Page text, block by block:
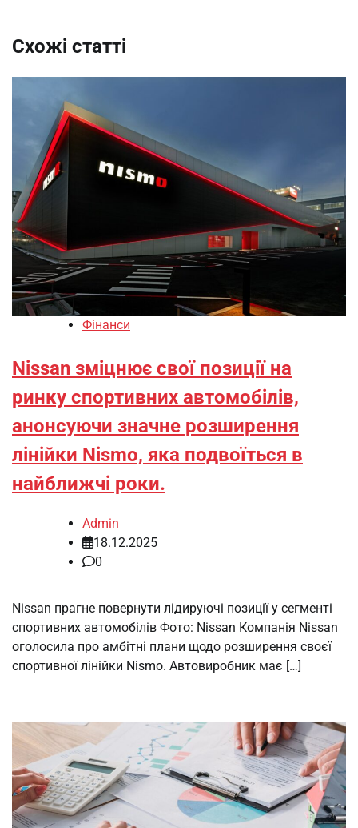
Схожі статті
Фінанси
Nissan зміцнює свої позиції на
ринку спортивних автомобілів,
анонсуючи значне розширення
лінійки Nismo, яка подвоїться в
найближчі роки.
Admin
18.12.2025
0
Nissan прагне повернути лідируючі позиції у сегменті
спортивних автомобілів Фото: Nissan Компанія Nissan
оголосила про амбітні плани щодо розширення своєї
спортивної лінійки Nismo. Автовиробник має […]